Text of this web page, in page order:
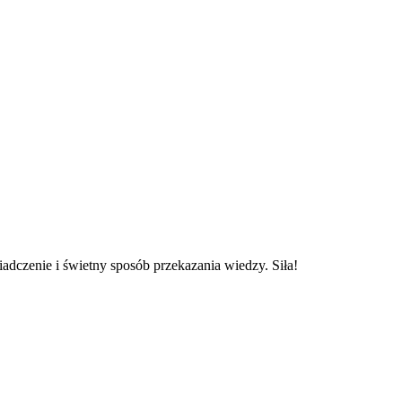
i świetny sposób przekazania wiedzy. Siła!